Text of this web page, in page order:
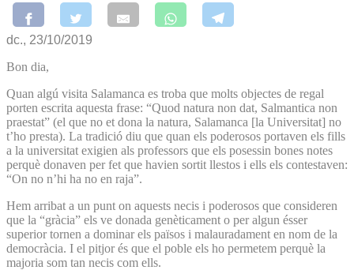
dc., 23/10/2019
Bon dia,
Quan algú visita Salamanca es troba que molts objectes de regal
porten escrita aquesta frase: “Quod natura non dat, Salmantica non
praestat” (el que no et dona la natura, Salamanca [la Universitat] no
t’ho presta). La tradició diu que quan els poderosos portaven els fills
a la universitat exigien als professors que els posessin bones notes
perquè donaven per fet que havien sortit llestos i ells els contestaven:
“On no n’hi ha no en raja”.
Hem arribat a un punt on aquests necis i poderosos que consideren
que la “gràcia” els ve donada genèticament o per algun ésser
superior tornen a dominar els països i malauradament en nom de la
democràcia. I el pitjor és que el poble els ho permetem perquè la
majoria som tan necis com ells.